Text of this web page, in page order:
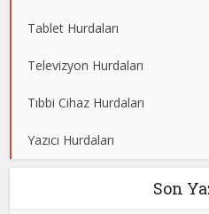
Tablet Hurdaları
Televizyon Hurdaları
Tıbbi Cihaz Hurdaları
Yazıcı Hurdaları
Son